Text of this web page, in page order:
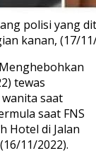
polisi yang
kanan, (17/
Menghebohkan
tewas
saat
saat FNS
Hotel di Jalan
11/2022).